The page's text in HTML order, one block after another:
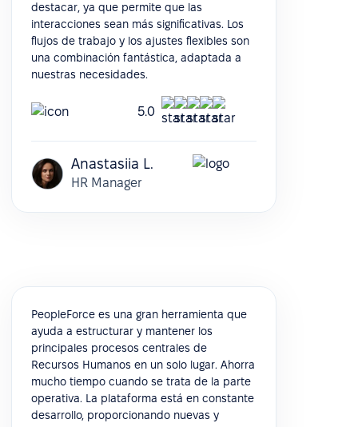
destacar, ya que permite que las
interacciones sean más significativas. Los
flujos de trabajo y los ajustes flexibles son
una combinación fantástica, adaptada a
nuestras necesidades.
5.0
Anastasiia L.
HR Manager
PeopleForce es una gran herramienta que
ayuda a estructurar y mantener los
principales procesos centrales de
Recursos Humanos en un solo lugar. Ahorra
mucho tiempo cuando se trata de la parte
operativa. La plataforma está en constante
desarrollo, proporcionando nuevas y